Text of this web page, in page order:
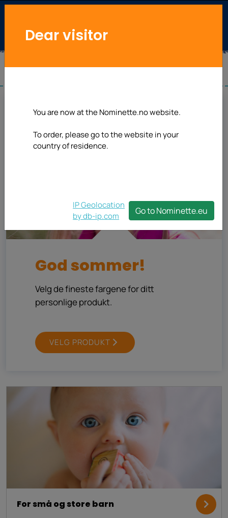
God sommer!
Velg definestefargene for ditt
personlige produkt.
VELG PRODUKT
For små og store barn
Dear visitor
You are now at the Nominette.no website.
To order, please go to the website in your
country of residence.
IP Geolocation
by db-ip.com
Go to Nominette.eu